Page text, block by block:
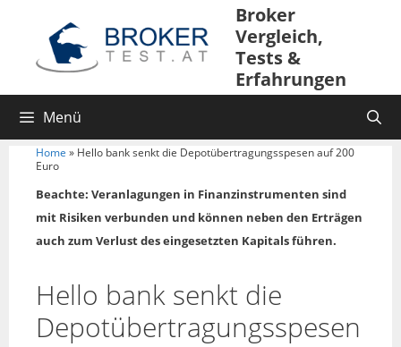
Broker
Vergleich,
Tests &
Erfahrungen
Menü
Home » Hello bank senkt die Depotübertragungsspesen auf 200
Euro
Beachte: Veranlagungen in Finanzinstrumenten sind
mit Risiken verbunden und können neben den Erträgen
auch zum Verlust des eingesetzten Kapitals führen.
Hello bank senkt die
Depotübertragungsspesen